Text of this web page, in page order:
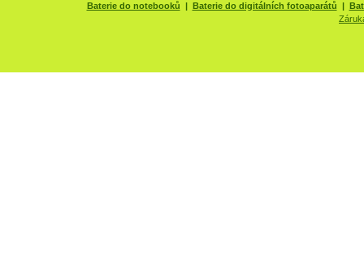
Baterie do notebooků | Baterie do digitálních fotoaparátů |